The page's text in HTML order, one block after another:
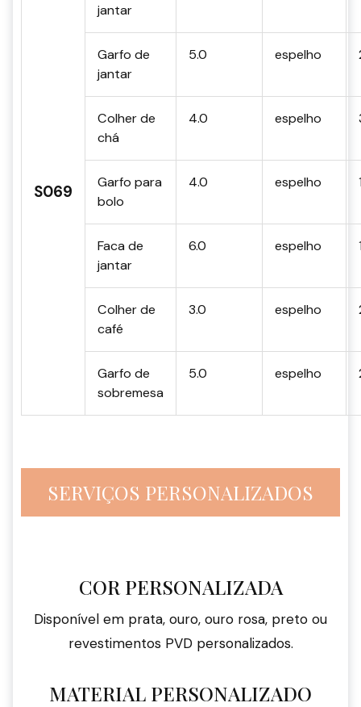
S069
jantar
Garfo de
jantar
5.0 espelho
Colher de
chá
4.0 espelho
Garfo para
bolo
4.0 espelho
Faca de
jantar
6.0 espelho
Colher de
café
3.0 espelho
Garfo de
sobremesa
5.0 espelho
SERVIÇOS PERSONALIZADOS
COR PERSONALIZADA
Disponível em prata, ouro, ouro rosa, preto ou
revestimentos PVD personalizados.
MATERIAL PERSONALIZADO